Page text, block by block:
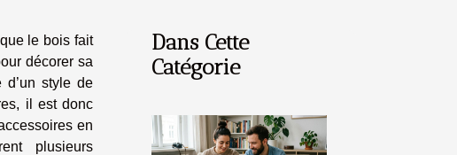
le bois fait
décorer sa
style de
il est donc
en
plusieurs
Dans Cette
Catégorie